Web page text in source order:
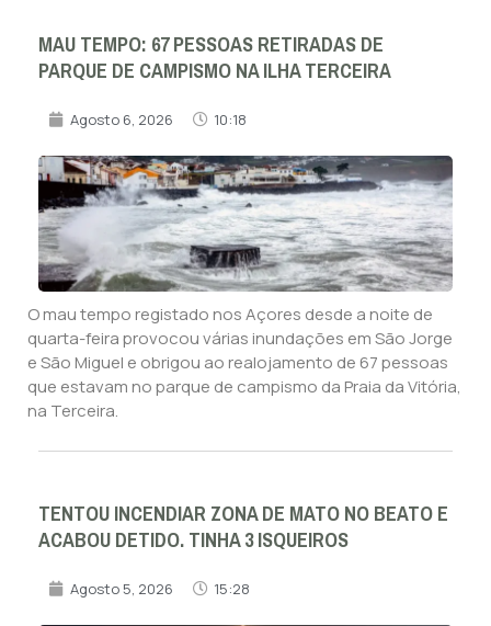
MAU TEMPO: 67 PESSOAS RETIRADAS DE
PARQUE DE CAMPISMO NA ILHA TERCEIRA
Agosto 6, 2026 10:18
O mau tempo registado nos Açores desde a noite de
quarta-feira provocou várias inundações em São Jorge
e São Miguel e obrigou ao realojamento de 67 pessoas
que estavam no parque de campismo da Praia da Vitória,
na Terceira.
TENTOU INCENDIAR ZONA DE MATO NO BEATO E
ACABOU DETIDO. TINHA 3 ISQUEIROS
Agosto 5, 2026 15:28